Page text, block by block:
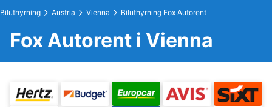
Biluthyrning Austria Vienna Biluthyrning Fox Autorent
Fox Autorent i Vienna